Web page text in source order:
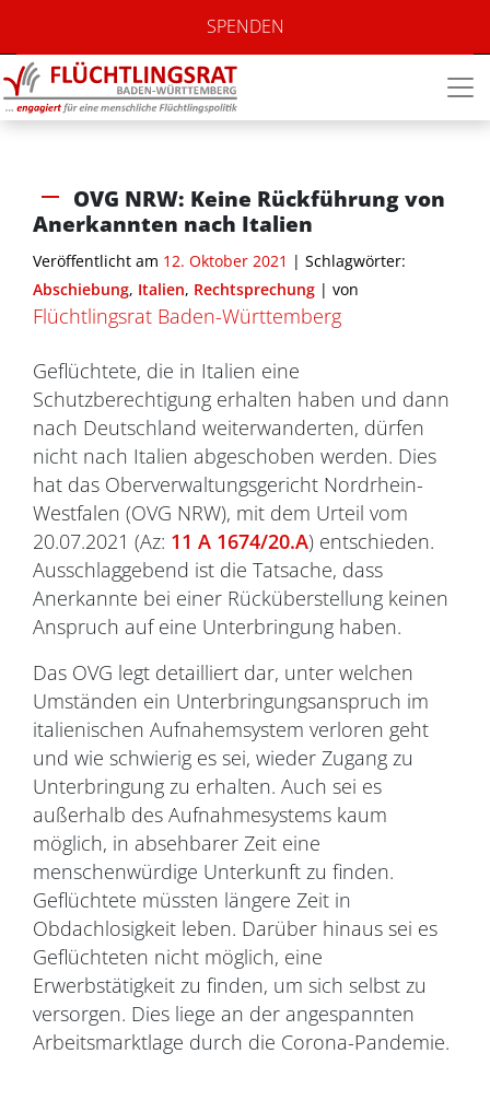
SPENDEN
OVG NRW: Keine Rückführung von
Anerkannten nach Italien
Veröffentlicht am 12. Oktober 2021 | Schlagwörter:
Abschiebung, Italien, Rechtsprechung | von
Flüchtlingsrat Baden-Württemberg
Geflüchtete, die in Italien eine
Schutzberechtigung erhalten haben und dann
nach Deutschland weiterwanderten, dürfen
nicht nach Italien abgeschoben werden. Dies
hat das Oberverwaltungsgericht Nordrhein-
Westfalen (OVG NRW), mit dem Urteil vom
20.07.2021 (Az: 11 A 1674/20.A) entschieden.
Ausschlaggebend ist die Tatsache, dass
Anerkannte bei einer Rücküberstellung keinen
Anspruch auf eine Unterbringung haben.
Das OVG legt detailliert dar, unter welchen
Umständen ein Unterbringungsanspruch im
italienischen Aufnahemsystem verloren geht
und wie schwierig es sei, wieder Zugang zu
Unterbringung zu erhalten. Auch sei es
außerhalb des Aufnahmesystems kaum
möglich, in absehbarer Zeit eine
menschenwürdige Unterkunft zu finden.
Geflüchtete müssten längere Zeit in
Obdachlosigkeit leben. Darüber hinaus sei es
Geflüchteten nicht möglich, eine
Erwerbstätigkeit zu finden, um sich selbst zu
versorgen. Dies liege an der angespannten
Arbeitsmarktlage durch die Corona-Pandemie.